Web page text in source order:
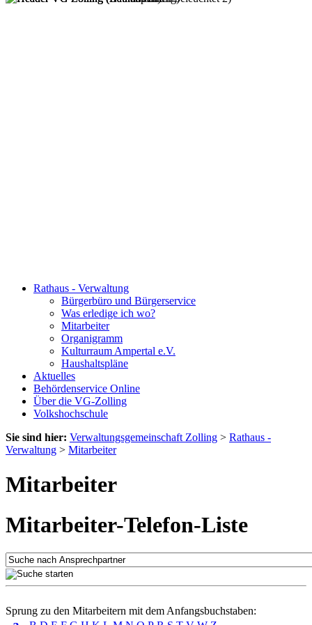
Rathaus - Verwaltung
Bürgerbüro und Bürgerservice
Was erledige ich wo?
Mitarbeiter
Organigramm
Kulturraum Ampertal e.V.
Haushaltspläne
Aktuelles
Behördenservice Online
Über die VG-Zolling
Volkshochschule
Sie sind hier: Verwaltungsgemeinschaft Zolling > Rathaus -
Verwaltung > Mitarbeiter
Mitarbeiter
Mitarbeiter-Telefon-Liste
Sprung zu den Mitarbeitern mit dem Anfangsbuchstaben: